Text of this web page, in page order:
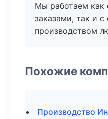
Мы работаем как
заказами, так и
производством
Похожие
Производство